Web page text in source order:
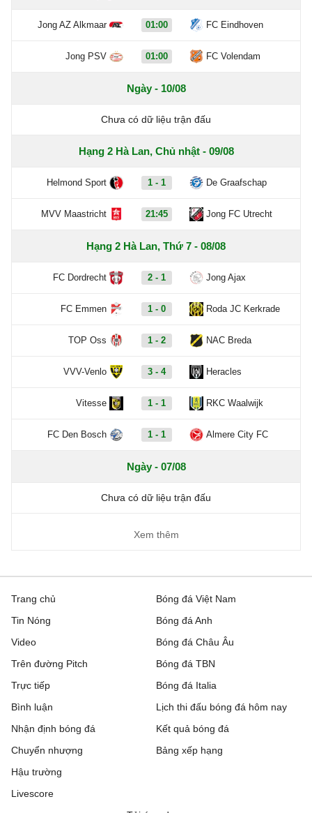
Jong AZ Alkmaar 01:00 FC Eindhoven
Jong PSV 01:00 FC Volendam
Ngày - 10/08
Chưa có dữ liệu trận đấu
Hạng 2 Hà Lan, Chủ nhật - 09/08
Helmond Sport 1 - 1 De Graafschap
MVV Maastricht 21:45 Jong FC Utrecht
Hạng 2 Hà Lan, Thứ 7 - 08/08
FC Dordrecht 2 - 1 Jong Ajax
FC Emmen 1 - 0 Roda JC Kerkrade
TOP Oss 1 - 2 NAC Breda
VVV-Venlo 3 - 4 Heracles
Vitesse 1 - 1 RKC Waalwijk
FC Den Bosch 1 - 1 Almere City FC
Ngày - 07/08
Chưa có dữ liệu trận đấu
Xem thêm
Trang chủ
Tin Nóng
Video
Trên đường Pitch
Trực tiếp
Bóng đá Việt Nam
Bóng đá Anh
Bóng đá Châu Âu
Bóng đá TBN
Bóng đá Italia
Bình luận
Nhận định bóng đá
Chuyển nhượng
Hậu trường
Livescore
Lịch thi đấu bóng đá hôm nay
Kết quả bóng đá
Bảng xếp hạng